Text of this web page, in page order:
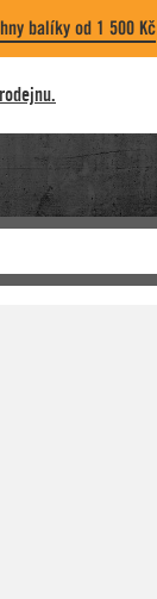
balíky od 1 500 Kč